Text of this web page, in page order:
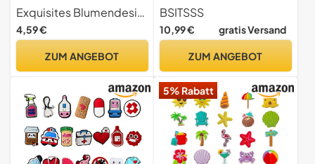
Mädchen, Jungen und
Erwachsene Crocks Pins
Schön Schuh Charms
Schuhanstecker Blumen-
Exquisites Blumendesign Unser crocks sticker hat ein einzigartiges und exquisites blumendesign ausgewählt und jedes blütenblatt ist sorgfältig geschnitzt. Crocks pins ist farbenfroh, sehr künstlerisch und voller natürlicher aromen, die ihren schuhen sofort leben einhauchen.
4,59 €
ZUM ANGEBOT
Charms, Schuhanhänger
Niedlich und Süß,
Abnehmbar
Anstecker für Schuhe DIY
BSITSSS
10,99 € gratis Versand
ZUM ANGEBOT
5% Rabatt